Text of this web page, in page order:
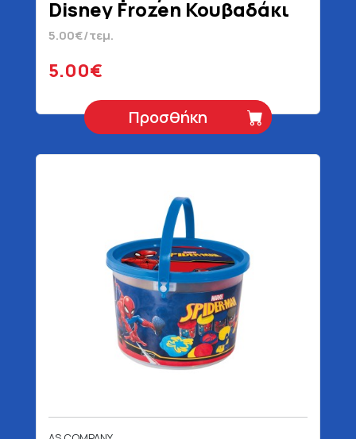
Disney Frozen Κουβαδάκι
Για 3+ Ετών 200 gr
5.00€/τεμ.
5.00€
Προσθήκη